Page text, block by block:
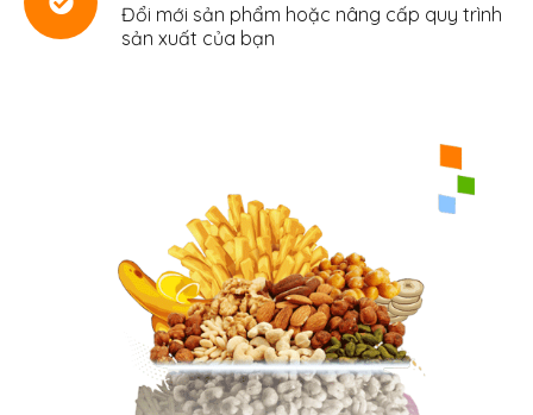
Đổi mới sản phẩm hoặc nâng cấp quy trình
sản xuất của bạn